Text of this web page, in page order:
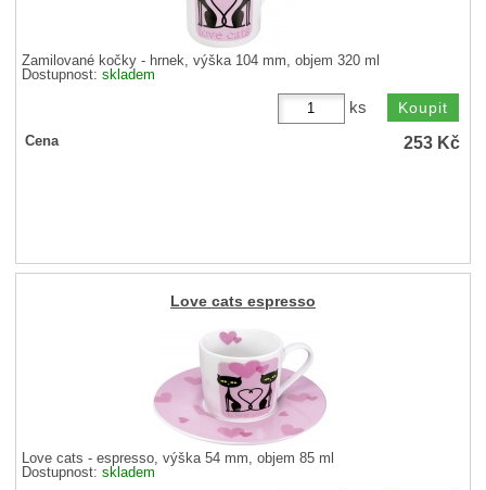
Zamilované kočky - hrnek, výška 104 mm, objem 320 ml
Dostupnost:skladem
ks
Cena 253 Kč
Love cats espresso
Love cats - espresso, výška 54 mm, objem 85 ml
Dostupnost:skladem